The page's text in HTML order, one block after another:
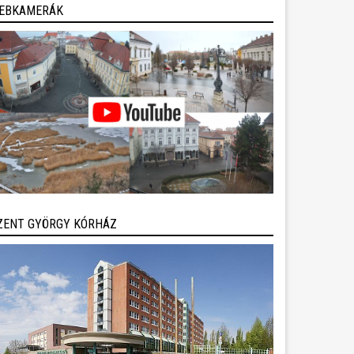
GYÖRGY KÓRHÁZ